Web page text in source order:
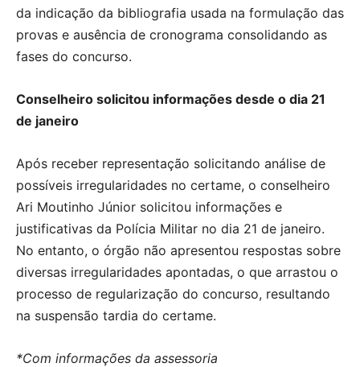
da indicação da bibliografia usada na formulação das
provas e ausência de cronograma consolidando as
fases do concurso.
​​Conselheiro solicitou informações desde o dia ​21​
de janeiro
Após receber representação solicitando análise de
possíveis irregularidades no certame, o conselheiro
Ari Moutinho Júnior solicitou informações e
justificativas da Polícia Militar no dia 21 de janeiro.
No entanto, o órgão não apresentou respostas sobre
diversas irregularidades apontadas, o que arrastou o
processo de regularização do concurso, resultando
na suspensão tardia do certame.
*Com informações da assessoria